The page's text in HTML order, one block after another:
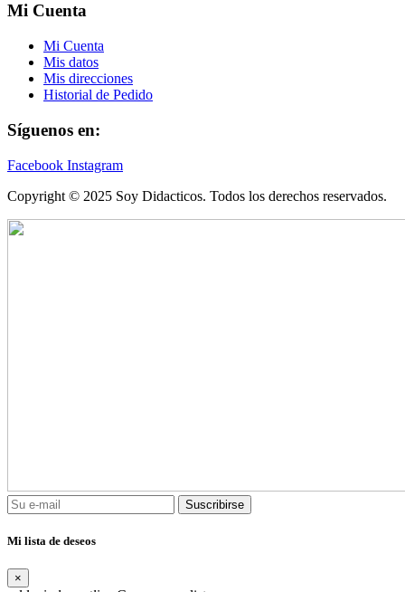
Mi Cuenta
Mi Cuenta
Mis datos
Mis direcciones
Historial de Pedido
Síguenos en:
Facebook Instagram
Copyright © 2025 Soy Didacticos. Todos los derechos reservados.
Suscribirse
Mi lista de deseos
×